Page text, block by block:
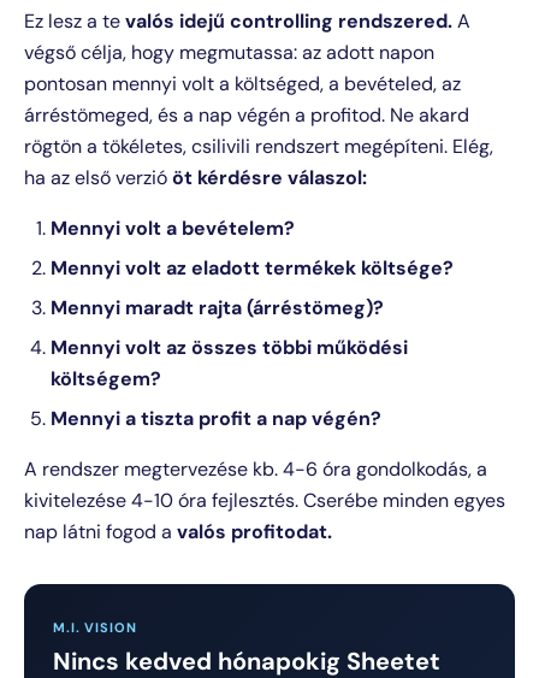
Ez lesz a tevalós idejű controlling rendszered.A
végső célja, hogy megmutassa: az adott napon
pontosan mennyi volt a költséged, a bevételed, az
árréstömeged, és a nap végén a profitod. Ne akard
rögtön a tökéletes, csilivili rendszert megépíteni. Elég,
ha az első verzióöt kérdésre válaszol:
Mennyi volt a bevételem?
Mennyi volt az eladott termékek költsége?
Mennyi maradt rajta (árréstömeg)?
Mennyi volt az összes többi működési
költségem?
Mennyi a tiszta profit a nap végén?
A rendszer megtervezése kb. 4-6 óra gondolkodás, a
kivitelezése 4-10 óra fejlesztés. Cserébe minden egyes
nap látni fogod a valós profitodat.
M.I. VISION
Nincs kedved hónapokig Sheetet